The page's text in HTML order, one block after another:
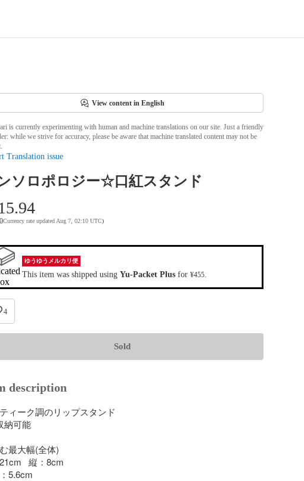
View content in English
is currently experimenting with human and machine translations on our site. Just a friendly
while we strive for accuracy, please be aware that machine translated content may not be
Translation issue
ソロポロジー☆口紅スタンド
Currency rate updated Aug 7, 02:10 UTC)
ゆうゆうメルカリ便
This item was shipped using Yu-Packet Plusfor ¥455.
4
Sold
description
ィーク調のリップスタンド
納可能
最大幅(全体)
縦：8cm
5.6cm